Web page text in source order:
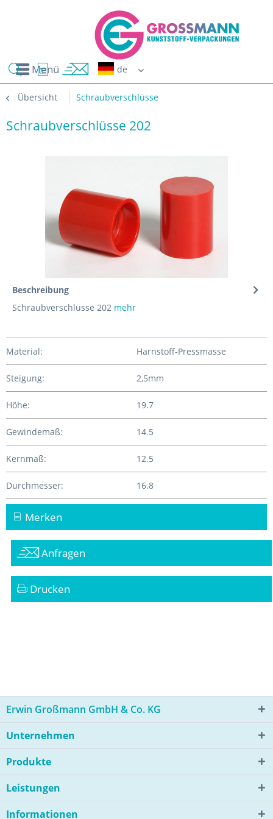
Menü
Übersicht Schraubverschlüsse
Schraubverschlüsse 202
Beschreibung
Schraubverschlüsse 202 mehr
Material: Harnstoff-Pressmasse
Steigung: 2,5mm
Höhe: 19.7
Gewindemaß: 14.5
Kernmaß: 12.5
Durchmesser: 16.8
Merken
Anfragen
Drucken
Erwin Großmann GmbH & Co. KG
Unternehmen
Produkte
Leistungen
Informationen